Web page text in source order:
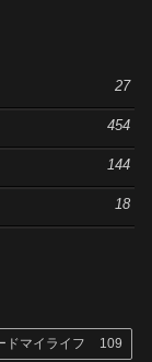
27
454
144
18
ドマイライフ 109